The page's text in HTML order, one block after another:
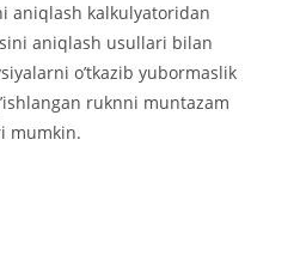
aniqlash kalkulyatoridan
aniqlash usullari bilan
o’tkazib yubormaslik
ruknni muntazam
mumkin.